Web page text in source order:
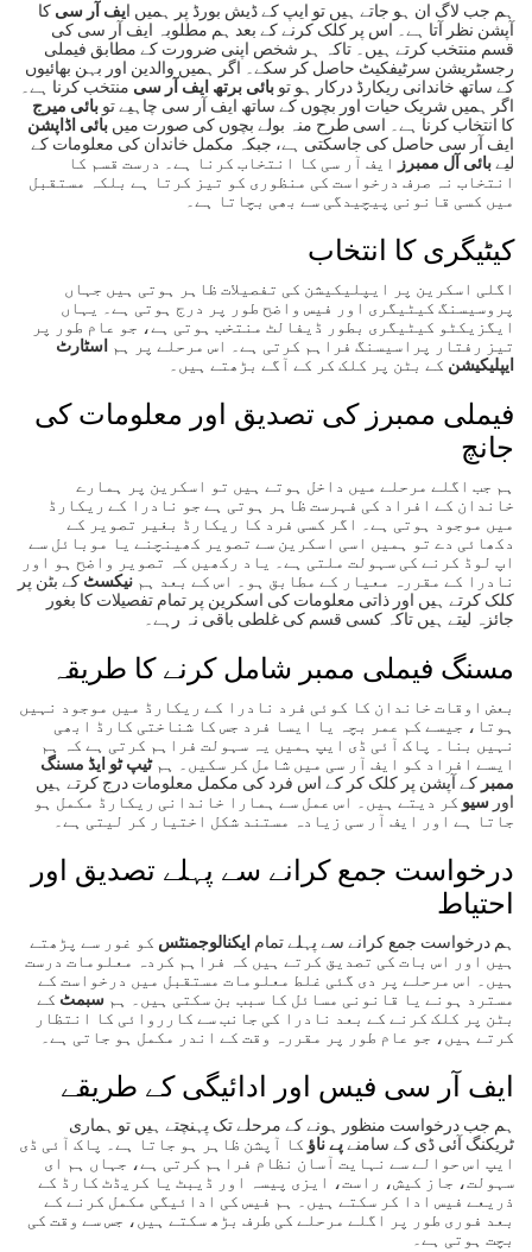
ہم جب لاگ ان ہو جاتے ہیں تو ایپ کے ڈیش بورڈ پر ہمیں ایف آر سی کا
آپشن نظر آتا ہے۔ اس پر کلک کرنے کے بعد ہم مطلوبہ ایف آر سی کی
قسم منتخب کرتے ہیں۔ تاکہ ہر شخص اپنی ضرورت کے مطابق فیملی
رجسٹریشن سرٹیفکیٹ حاصل کر سکے۔ اگر ہمیں والدین اور بہن بھائیوں
کے ساتھ خاندانی ریکارڈ درکار ہو تو بائی برتھ ایف آر سی منتخب کرنا ہے۔
اگر ہمیں شریک حیات اور بچوں کے ساتھ ایف آر سی چاہیے تو بائی میرج
کا انتخاب کرنا ہے۔ اسی طرح منہ بولے بچوں کی صورت میں بائی اڈاپشن
ایف آر سی حاصل کی جاسکتی ہے، جبکہ مکمل خاندان کی معلومات کے
لیےبائی آل ممبرز
ایف آر سی کا انتخاب کرنا ہے۔ درست قسم کا
انتخاب نہ صرف درخواست کی منظوری کو تیز کرتا ہے بلکہ مستقبل
میں کسی قانونی پیچیدگی سے بھی بچاتا ہے۔
کیٹیگری کا انتخاب
اگلی اسکرین پر ایپلیکیشن کی تفصیلات ظاہر ہوتی ہیں جہاں
پروسیسنگ کیٹیگری اور فیس واضح طور پر درج ہوتی ہے۔ یہاں
ایگزیکٹو کیٹیگری بطور ڈیفالٹ منتخب ہوتی ہے، جو عام طور پر
تیز رفتار پراسیسنگ فراہم کرتی ہے۔ اس مرحلے پر ہم اسٹارٹ
ایپلیکیشن کے بٹن پر کلک کر کے آگے بڑھتے ہیں۔
فیملی ممبرز کی تصدیق اور معلومات کی
جانچ
ہم جب اگلے مرحلے میں داخل ہوتے ہیں تو اسکرین پر ہمارے
خاندان کے افراد کی فہرست ظاہر ہوتی ہے جو نادرا کے ریکارڈ
میں موجود ہوتی ہے۔ اگر کسی فرد کا ریکارڈ بغیر تصویر کے
دکھائی دے تو ہمیں اسی اسکرین سے تصویر کھینچنے یا موبائل سے
اپ لوڈ کرنے کی سہولت ملتی ہے۔ یاد رکھیں کہ تصویر واضح ہو اور
نادرا کے مقررہ معیار کے مطابق ہو۔ اس کے بعد ہم نیکسٹ کے بٹن پر
کلک کرتے ہیں اور ذاتی معلومات کی اسکرین پر تمام تفصیلات کا بغور
جائزہ لیتے ہیں تاکہ کسی قسم کی غلطی باقی نہ رہے۔
مسنگ فیملی ممبر شامل کرنے کا طریقہ
بعض اوقات خاندان کا کوئی فرد نادرا کے ریکارڈ میں موجود نہیں
ہوتا، جیسے کم عمر بچہ یا ایسا فرد جس کا شناختی کارڈ ابھی
نہیں بنا۔ پاک آئی ڈی ایپ ہمیں یہ سہولت فراہم کرتی ہے کہ ہم
ایسے افراد کو ایف آر سی میں شامل کر سکیں۔ ہمٹیپ ٹو ایڈ مسنگ
ممبر کے آپشن پر کلک کر کے اس فرد کی مکمل معلومات درج کرتے ہیں
اور سیو کر دیتے ہیں۔ اس عمل سے ہمارا خاندانی ریکارڈ مکمل ہو
جاتا ہے اور ایف آر سی زیادہ مستند شکل اختیار کر لیتی ہے۔
درخواست جمع کرانے سے پہلے تصدیق اور
احتیاط
ہم درخواست جمع کرانے سے پہلے تمام ایکنالوجمنٹس کو غور سے پڑھتے
ہیں اور اس بات کی تصدیق کرتے ہیں کہ فراہم کردہ معلومات درست
ہیں۔ اس مرحلے پر دی گئی غلط معلومات مستقبل میں درخواست کے
مسترد ہونے یا قانونی مسائل کا سبب بن سکتی ہیں۔ ہم سبمٹ کے
بٹن پر کلک کرنے کے بعد نادرا کی جانب سے کارروائی کا انتظار
کرتے ہیں، جو عام طور پر مقررہ وقت کے اندر مکمل ہو جاتی ہے۔
ایف آر سی فیس اور ادائیگی کے طریقے
ہم جب درخواست منظور ہونے کے مرحلے تک پہنچتے ہیں تو ہماری
ٹریکنگ آئی ڈی کے سامنےپے ناؤ کا آپشن ظاہر ہو جاتا ہے۔ پاک آئی ڈی
ایپ اس حوالے سے نہایت آسان نظام فراہم کرتی ہے، جہاں ہم ای
سہولت، جاز کیش، راست، ایزی پیسہ اور ڈیبٹ یا کریڈٹ کارڈ کے
ذریعے فیس ادا کر سکتے ہیں۔ ہم فیس کی ادائیگی مکمل کرنے کے
بعد فوری طور پر اگلے مرحلے کی طرف بڑھ سکتے ہیں، جس سے وقت کی
بچت ہوتی ہے۔